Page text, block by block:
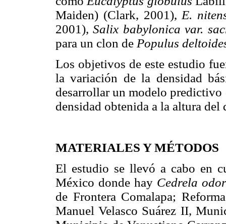
Maiden) (Clark, 2001), E.
2001),Salix babylonica var.
para un clon de Populus
Los objetivos de este estudio
la variación de la densidad
desarrollar un modelo
densidad obtenida a la altura del
MATERIALES Y MÉTODOS
El estudio se llevó a cabo en
México donde hay Cedrela
de Frontera Comalapa;
Manuel Velasco Suárez II,